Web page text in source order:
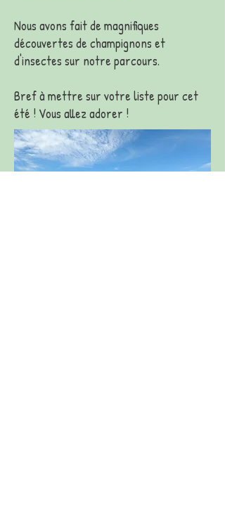
Nous avons fait de magnifiques
découvertes de champignons et
d'insectes sur notre parcours.
Bref à mettre sur votre liste pour cet
été ! Vous allez adorer !